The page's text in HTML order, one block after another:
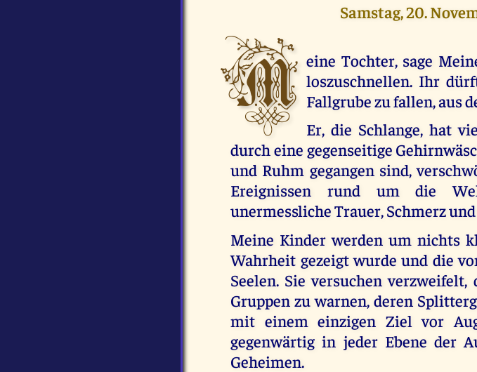
Samstag, 20.
M eine Tochter, sage
loszuschnellen. Ihr
Fallgrube zu fallen, aus
Er, die Schlange, hat
durch eine gegenseitige
und Ruhm gegangen sind,
Ereignissen rund um die
unermessliche Trauer, Schmerz
Meine Kinder werden um nichts
Wahrheit gezeigt wurde und die
Seelen. Sie versuchen
Gruppen zu warnen, deren
mit einem einzigen Ziel vor
gegenwärtig in jeder Ebene der
Geheimen.